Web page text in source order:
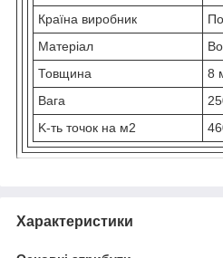
Країна виробник
Матеріал
Товщина
8
Вага
K-ть точок на м2
Характеристики